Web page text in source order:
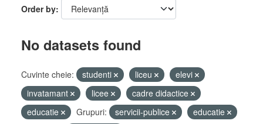
Order by
No datasets found
Cuvinte cheie: studenti liceu
elevi
invatamant
licee
cadre didactice
educatie
Grupuri: servicii-publice
educatie